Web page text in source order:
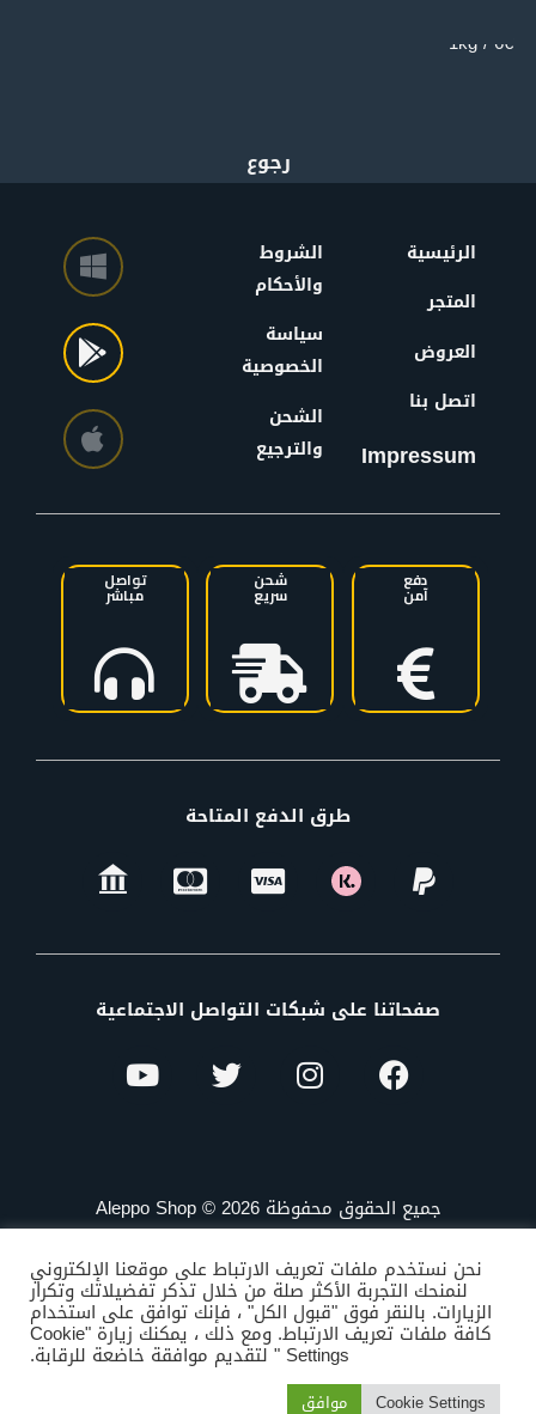
6€ / 1kg
الرئيسية
المتجر
العروض
اتصل بنا
Impressum
الشروط
والأحكام
سياسة
الخصوصية
الشحن
والترجيع
دفع
آمن
شحن
سريع
تواصل
مباشر
طرق الدفع المتاحة
صفحاتنا على شبكات التواصل الاجتماعية
جميع الحقوق محفوظة Aleppo Shop © 2026
نحن نستخدم ملفات تعريف الارتباط على موقعنا الإلكتروني
لنمنحك التجربة الأكثر صلة من خلال تذكر تفضيلاتك وتكرار
الزيارات. بالنقر فوق "قبول الكل" ، فإنك توافق على استخدام
كافة ملفات تعريف الارتباط. ومع ذلك ، يمكنك زيارة "Cookie
Settings " لتقديم موافقة خاضعة للرقابة.
Cookie Settings موافق